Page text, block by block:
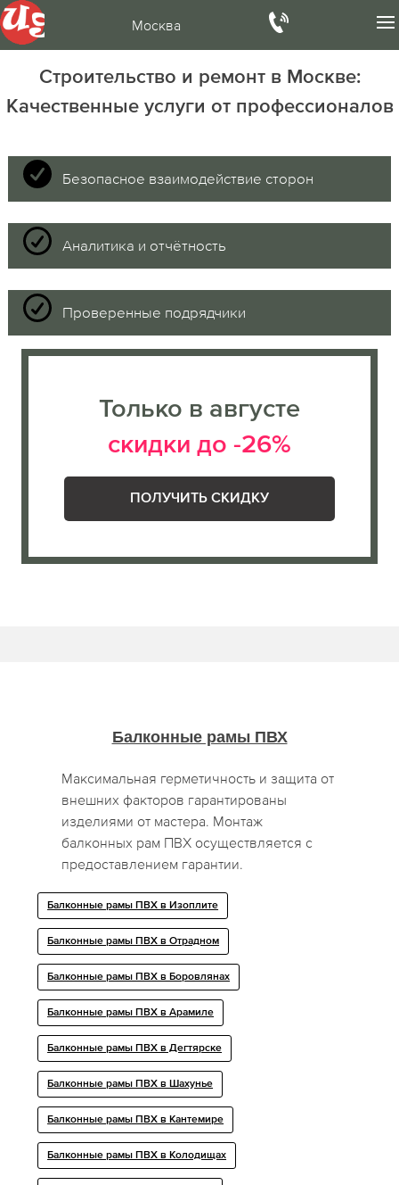
Москва
Строительство и ремонт в Москве:
Качественные услуги от профессионалов
Безопасное взаимодействие сторон
Аналитика и отчётность
Проверенные подрядчики
Только в августе
скидки до -26%
ПОЛУЧИТЬ СКИДКУ
Балконные рамы ПВХ
Максимальная герметичность и защита от
внешних факторов гарантированы
изделиями от мастера. Монтаж
балконных рам ПВХ осуществляется с
предоставлением гарантии.
Балконные рамы ПВХ в Изоплите
Балконные рамы ПВХ в Отрадном
Балконные рамы ПВХ в Боровлянах
Балконные рамы ПВХ в Арамиле
Балконные рамы ПВХ в Дегтярске
Балконные рамы ПВХ в Шахунье
Балконные рамы ПВХ в Кантемире
Балконные рамы ПВХ в Колодищах